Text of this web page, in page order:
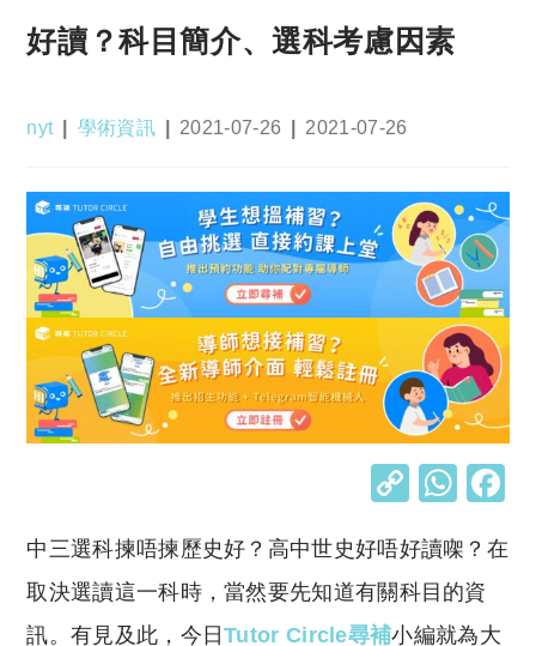
好讀？科目簡介、選科考慮因素
Post
nyt
Post
學術資訊
Post
2021-07-26
Post
2021-07-26
C
p
y
Li
W
at
s
A
中三選科揀唔揀歷史好？高中世史好唔好讀㗎？在
取決選讀這一科時，當然要先知道有關科目的資
訊。有見及此，今日Tutor Circle尋補小編就為大